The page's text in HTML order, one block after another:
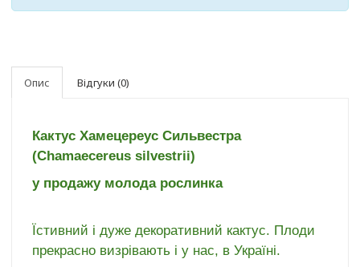
Опис Відгуки (0)
Кактус Хамецереус Сильвестра
(Chamaecereus silvestrii)
у продажу молода рослинка
Їстивний і дуже декоративний кактус. Плоди
прекрасно визрівають і у нас, в Україні.